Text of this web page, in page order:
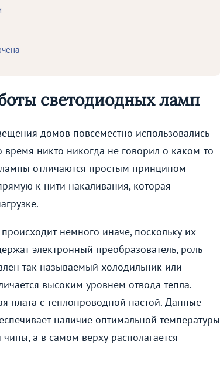
светодиодных ламп
домов повсеместно использовались
время никто никогда не говорил о каком-то
отличаются простым принципом
к нити накаливания, которая
немного иначе, поскольку их
электронный преобразователь, роль
так называемый холодильник или
высоким уровнем отвода тепла.
плата с теплопроводной пастой. Данные
наличие оптимальной температуры
а в самом верху располагается